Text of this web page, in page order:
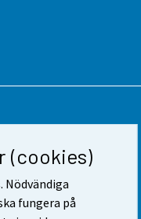
(cookies)
Nödvändiga
fungera på